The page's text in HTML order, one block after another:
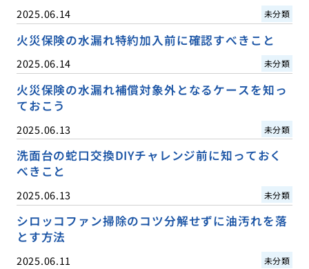
2025.06.14 未分類
火災保険の水漏れ特約加入前に確認すべきこと
2025.06.14 未分類
火災保険の水漏れ補償対象外となるケースを知っ
ておこう
2025.06.13 未分類
洗面台の蛇口交換DIYチャレンジ前に知っておく
べきこと
2025.06.13 未分類
シロッコファン掃除のコツ分解せずに油汚れを落
とす方法
2025.06.11 未分類